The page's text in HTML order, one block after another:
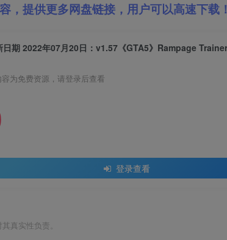
，提供更多网盘链接，用户可以高速下载！
容为免费资源，请登录后查看
登录查看
真实性负责。